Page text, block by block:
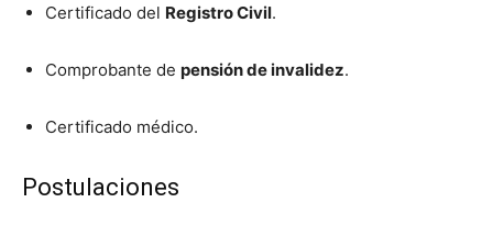
Certificado del Registro Civil.
Comprobante de pensión de invalidez.
Certificado médico.
Postulaciones